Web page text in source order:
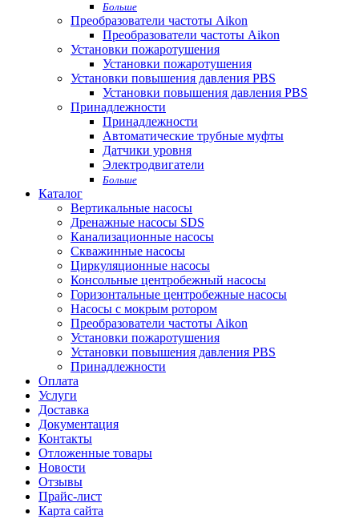
Больше
Преобразователи частоты Aikon
Преобразователи частоты Aikon
Установки пожаротушения
Установки пожаротушения
Установки повышения давления PBS
Установки повышения давления PBS
Принадлежности
Принадлежности
Автоматические трубные муфты
Датчики уровня
Электродвигатели
Больше
Каталог
Вертикальные насосы
Дренажные насосы SDS
Канализационные насосы
Скважинные насосы
Циркуляционные насосы
Консольные центробежный насосы
Горизонтальные центробежные насосы
Насосы с мокрым ротором
Преобразователи частоты Aikon
Установки пожаротушения
Установки повышения давления PBS
Принадлежности
Оплата
Услуги
Доставка
Документация
Контакты
Отложенные товары
Новости
Отзывы
Прайс-лист
Карта сайта